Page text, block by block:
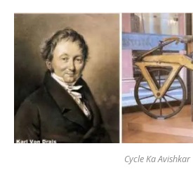
Cycle Ka Avishkar